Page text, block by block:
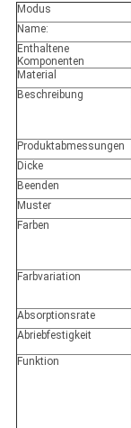
Modus
Name:
Enthaltene
Komponenten
Material
Beschreibung
Produktabmessungen
Dicke
Beenden
Muster
Farben
Farbvariation
Absorptionsrate
Abriebfestigkeit
Funktion